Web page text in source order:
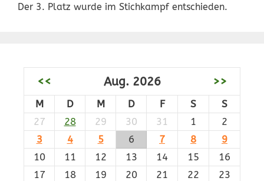
Der 3. Platz wurde im Stichkampf entschieden.
<< Aug. 2026 >>
M D M D F S
S
27
28 29 30 31 1
2
3
4 5 6 7 8
9
10
11 12 13 14 15
16
17
18 19 20 21 22
23